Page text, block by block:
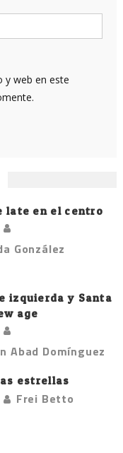
y web en este
late en el centro
González
izquierda y Santa
age
Abad Domínguez
estrellas
Frei Betto